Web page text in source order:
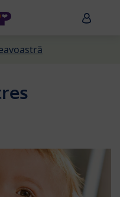
HiPP